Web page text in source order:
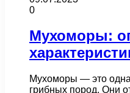
0
Мухоморы:
Мухоморы — это
грибных пород. Они